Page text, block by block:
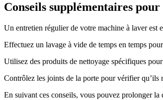
Conseils supplémentaires
Un entretien régulier de votre machine à laver est
Effectuez un lavage à vide de temps en temps
Utilisez des produits de nettoyage spécifiques
Contrôlez les joints de la porte pour vérifier qu’ils
En suivant ces conseils, vous pouvez prolonger